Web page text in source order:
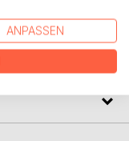
ANPASSEN